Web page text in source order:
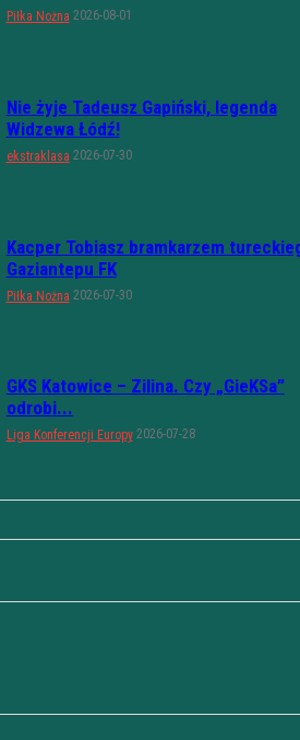
Piłka Nożna 2026-08-01
Nie żyje Tadeusz Gapiński, legenda
Widzewa Łódź!
ekstraklasa 2026-07-30
Kacper Tobiasz bramkarzem
Gaziantepu FK
Piłka Nożna 2026-07-30
GKS Katowice – Zilina. Czy „GieKSa”
odrobi...
Liga Konferencji Europy 2026-07-28